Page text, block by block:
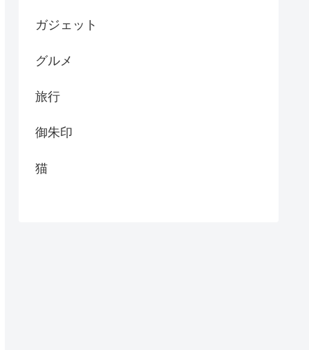
ガジェット
グルメ
旅行
御朱印
猫